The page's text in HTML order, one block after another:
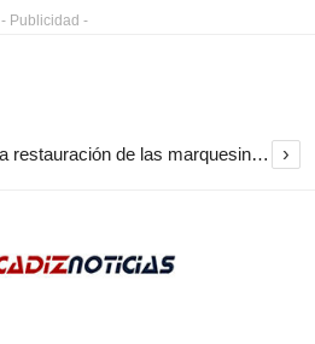
- Publicidad -
El Ayuntamiento inicia la restauración de las marquesinas de Plaza Esteve para volver a instalarlas en el centro de Jerez ›